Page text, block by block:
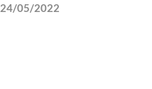
24/05/2022